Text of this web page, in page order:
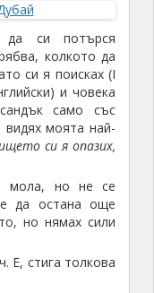
да си потърся
колкото да
си я поисках (I
и човека
само със
видях моята най-
си я опазих,
мола, но не се
да остана още
но нямах сили
Е, стига толкова